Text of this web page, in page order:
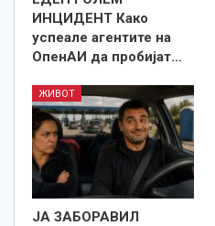
ИНЦИДЕНТ Како
успеале агентите на
ОпенАИ да пробијат…
ЖИВОТ
ЈА ЗАБОРАВИЛ